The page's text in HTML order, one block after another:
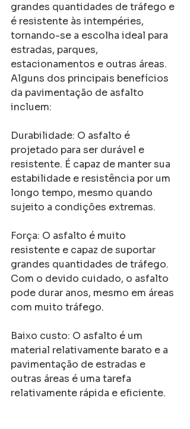
grandes quantidades de tráfego e
é resistente às intempéries,
tornando-se a escolha ideal para
estradas, parques,
estacionamentos e outras áreas.
Alguns dos principais benefícios
da pavimentação de asfalto
incluem:
Durabilidade: O asfalto é
projetado para ser durável e
resistente. É capaz de manter sua
estabilidade e resistência por um
longo tempo, mesmo quando
sujeito a condições extremas.
Força: O asfalto é muito
resistente e capaz de suportar
grandes quantidades de tráfego.
Com o devido cuidado, o asfalto
pode durar anos, mesmo em áreas
com muito tráfego.
Baixo custo: O asfalto é um
material relativamente barato e a
pavimentação de estradas e
outras áreas é uma tarefa
relativamente rápida e eficiente.